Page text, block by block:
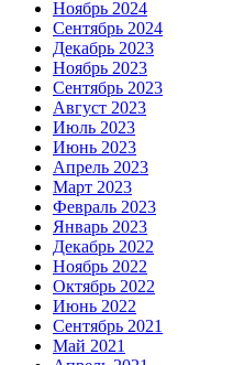
Ноябрь 2024
Сентябрь 2024
Декабрь 2023
Ноябрь 2023
Сентябрь 2023
Август 2023
Июль 2023
Июнь 2023
Апрель 2023
Март 2023
Февраль 2023
Январь 2023
Декабрь 2022
Ноябрь 2022
Октябрь 2022
Июнь 2022
Сентябрь 2021
Май 2021